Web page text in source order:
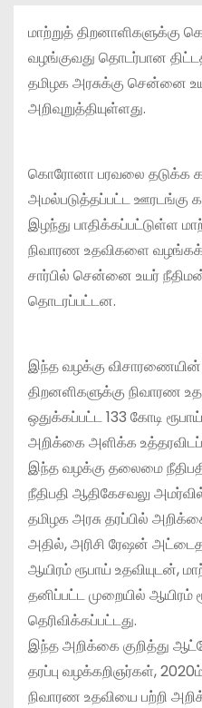
மாற்றுத் திறனாளிகளுக்கு
வழங்குவது தொடர்பான
தமிழக அரசுக்கு சென்னை
அறிவுறுத்தியுள்ளது.
கொரோனா பரவலை தடுக்க
அமல்படுத்தப்பட்ட ஊரடங்கு
இழந்து பாதிக்கப்பட்டுள்ள
நிவாரண உதவிகளை வழங்கக்
சார்பில் சென்னை உயர்
தொடரப்பட்டன.
இந்த வழக்கு விசாரணையின்
திறனளிகளுக்கு நிவாரண
ஒதுக்கப்பட்ட 133 கோடி
அறிக்கை அளிக்க
இந்த வழக்கு தலைமை
நீதிபதி ஆதிகேசவலு
தமிழக அரசு தரப்பில்
அதில், அரிசி ரேஷன்
ஆயிரம் ரூபாய் உதவியுடன்,
தனிப்பட்ட முறையில்
தெரிவிக்கப்பட்டது.
இந்த அறிக்கை குறித்து
தரப்பு வழக்கறிஞர்கள்,
நிவாரண உதவியை பற்றி